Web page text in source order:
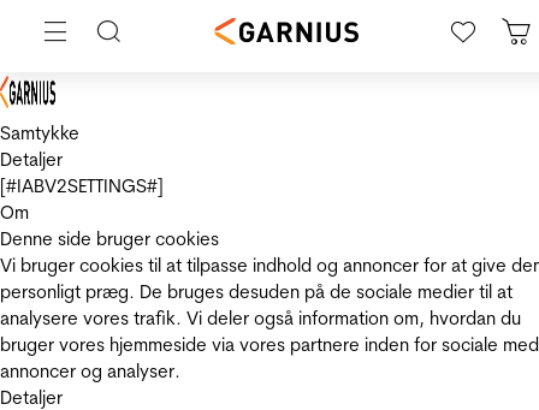
Samtykke
Detaljer
[#IABV2SETTINGS#]
Om
Denne side bruger cookies
Vi bruger cookies til at tilpasse indhold og annoncer for at give
personligt præg. De bruges desuden på de sociale medier til at
analysere vores trafik. Vi deler også information om, hvordan du
bruger vores hjemmeside via vores partnere inden for sociale
annoncer og analyser.
Detaljer